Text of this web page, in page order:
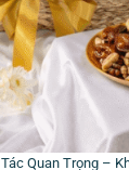
Quan Trọng –